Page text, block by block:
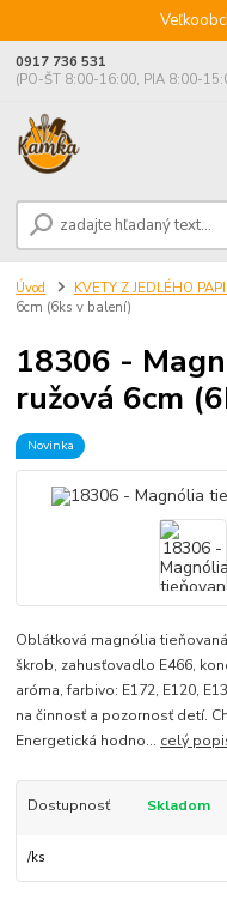
0917 736 531
(PO-ŠT 8:00-16:00, PIA 8:00-
Úvod KVETY Z JEDLÉHO
6cm (6ks v balení)
18306 -
ružová 6cm
Novinka
Oblátková magnólia
škrob, zahusťovadlo E466,
aróma, farbivo: E172, E120,
na činnosť a pozornosť detí.
Energetická hodno... celý
Dostupnosť Skladom
/ks